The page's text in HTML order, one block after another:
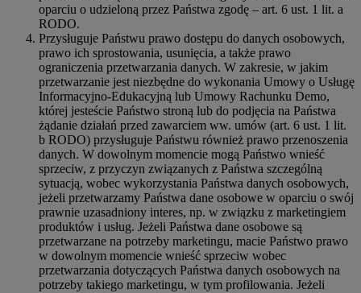
oparciu o udzieloną przez Państwa zgodę – art. 6 ust. 1 lit. a
RODO.
Przysługuje Państwu prawo dostępu do danych osobowych,
prawo ich sprostowania, usunięcia, a także prawo
ograniczenia przetwarzania danych. W zakresie, w jakim
przetwarzanie jest niezbędne do wykonania Umowy o Usługę
Informacyjno-Edukacyjną lub Umowy Rachunku Demo,
której jesteście Państwo stroną lub do podjęcia na Państwa
żądanie działań przed zawarciem ww. umów (art. 6 ust. 1 lit.
b RODO) przysługuje Państwu również prawo przenoszenia
danych. W dowolnym momencie mogą Państwo wnieść
sprzeciw, z przyczyn związanych z Państwa szczególną
sytuacją, wobec wykorzystania Państwa danych osobowych,
jeżeli przetwarzamy Państwa dane osobowe w oparciu o swój
prawnie uzasadniony interes, np. w związku z marketingiem
produktów i usług. Jeżeli Państwa dane osobowe są
przetwarzane na potrzeby marketingu, macie Państwo prawo
w dowolnym momencie wnieść sprzeciw wobec
przetwarzania dotyczących Państwa danych osobowych na
potrzeby takiego marketingu, w tym profilowania. Jeżeli